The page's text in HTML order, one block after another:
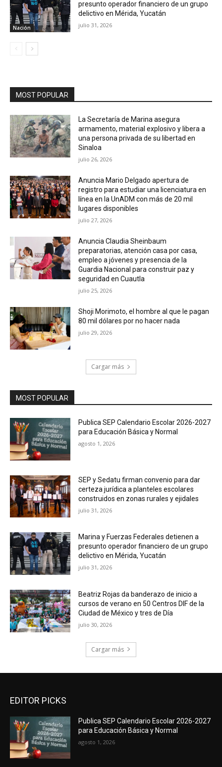
Nación
presunto operador financiero de un grupo
delictivo en Mérida, Yucatán
julio 31, 2026
MOST POPULAR
La Secretaría de Marina asegura
armamento, material explosivo y libera a
una persona privada de su libertad en
Sinaloa
julio 26, 2026
Anuncia Mario Delgado apertura de
registro para estudiar una licenciatura en
línea en la UnADM con más de 20 mil
lugares disponibles
julio 27, 2026
Anuncia Claudia Sheinbaum
preparatorias, atención casa por casa,
empleo a jóvenes y presencia de la
Guardia Nacional para construir paz y
seguridad en Cuautla
julio 25, 2026
Shoji Morimoto, el hombre al que le pagan
80 mil dólares por no hacer nada
julio 29, 2026
Cargar más
MOST POPULAR
Publica SEP Calendario Escolar 2026-2027
para Educación Básica y Normal
agosto 1, 2026
SEP y Sedatu firman convenio para dar
certeza jurídica a planteles escolares
construidos en zonas rurales y ejidales
julio 31, 2026
Marina y Fuerzas Federales detienen a
presunto operador financiero de un grupo
delictivo en Mérida, Yucatán
julio 31, 2026
Beatriz Rojas da banderazo de inicio a
cursos de verano en 50 Centros DIF de la
Ciudad de México y tres de Día
julio 30, 2026
Cargar más
EDITOR PICKS
Publica SEP Calendario Escolar 2026-2027
para Educación Básica y Normal
agosto 1, 2026